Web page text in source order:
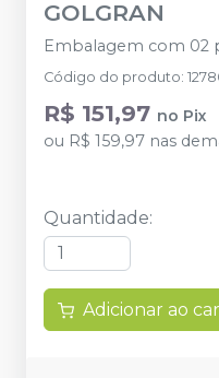
GOLGRAN
Embalagem com 02
Código do produto:
R$ 151,97 no Pix
ou R$ 159,97 nas
Quantidade:
Adicionar ao